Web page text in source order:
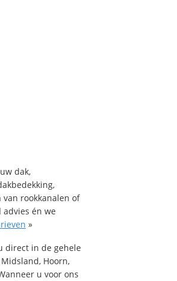
dak,
rookkanalen of
én we
»
direct in de gehele
Hoorn,
u voor ons